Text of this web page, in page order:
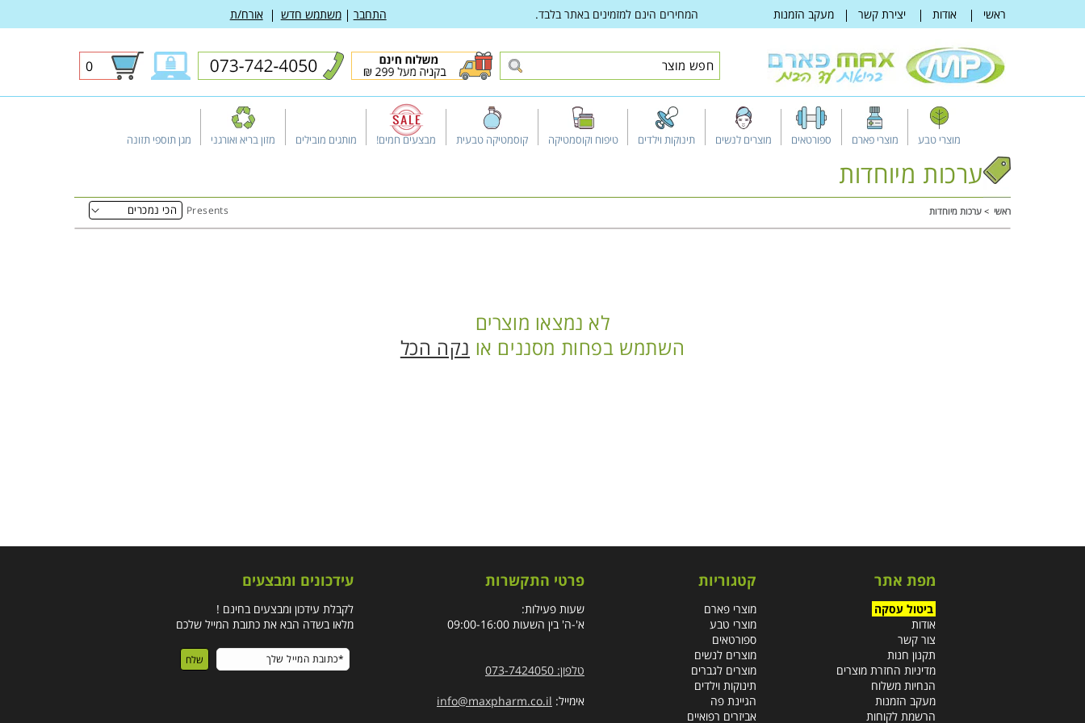
לתוכן
ראשי אודות יצירת קשר מעקב הזמנות המחירים הינם למזמינים באתר בלבד. התחבר משתמש חדש אורח/ת
0
0
פריטים
מוצרי טבע מוצרי פארם ספורטאים מוצרים לנשים תינוקות וילדים טיפוח וקוסמטיקה קוסמטיקה טבעית מבצעים חמים! מותגים מובילים מזון בריא ואורגני מגן תוספי תזונה
ערכות מיוחדות
Presents ראשי ערכות מיוחדות
לא נמצאו מוצרים
השתמש בפחות מסננים או נקה הכל
מפת אתר
ביטול עסקה
אודות
צור קשר
תקנון חנות
מדיניות החזרת מוצרים
הנחיות משלוח
מעקב הזמנות
הרשמת לקוחות
קטגוריות
מוצרי פארם
מוצרי טבע
ספורטאים
מוצרים לנשים
מוצרים לגברים
תינוקות וילדים
הגיינת פה
אביזרים רפואיים
פרטי התקשרות
שעות פעילות:
א'-ה' בין השעות 09:00-16:00
טלפון: 073-7424050
אימייל: info@maxpharm.co.il
עידכונים ומבצעים
לקבלת עידכון ומבצעים בחינם !
מלאו בשדה הבא את כתובת המייל שלכם
שלח